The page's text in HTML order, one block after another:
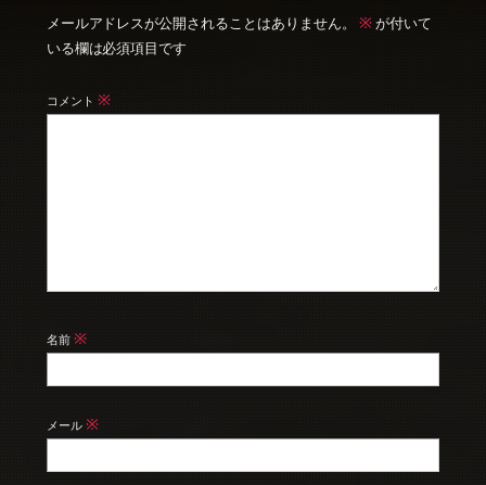
メールアドレスが公開されることはありません。 ※ が付いて
いる欄は必須項目です
コメント ※
名前 ※
メール ※